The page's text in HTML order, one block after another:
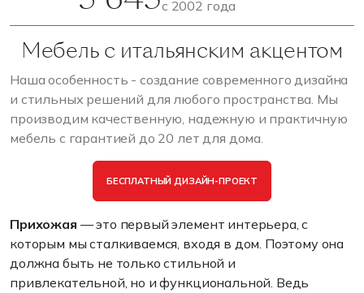
с 2002 года
Мебель с итальянским акцентом
Наша особенность - создание современного дизайна
и стильных решений для любого пространства. Мы
производим качественную, надежную и практичную
мебель с гарантией до 20 лет для дома.
БЕСПЛАТНЫЙ ДИЗАЙН-ПРОЕКТ
Прихожая — это первый элемент интерьера, с
которым мы сталкиваемся, входя в дом. Поэтому она
должна быть не только стильной и
привлекательной, но и функциональной. Ведь